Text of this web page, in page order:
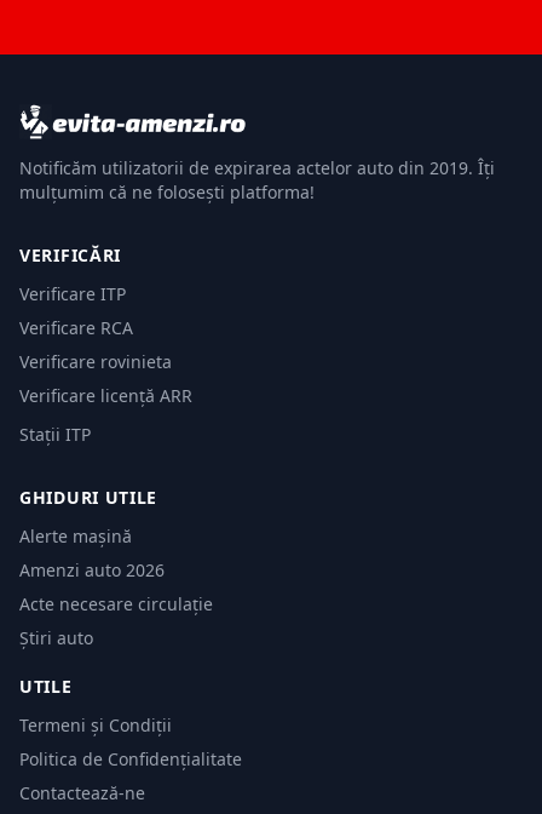
Notificăm utilizatorii de expirarea actelor auto din 2019. Îți
mulțumim că ne folosești platforma!
VERIFICĂRI
Verificare ITP
Verificare RCA
Verificare rovinieta
Verificare licență ARR
Stații ITP
GHIDURI UTILE
Alerte mașină
Amenzi auto 2026
Acte necesare circulație
Știri auto
UTILE
Termeni și Condiții
Politica de Confidențialitate
Contactează-ne